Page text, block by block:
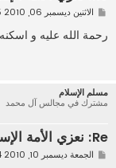
م
ا
ر
الاثنين ديسمبر 06, 2010 11:05 pm
رحمة الله عليه و اسكنه
مسلم الإسلام
مشترك في مجالس آل محمد
Re: نعزي الأمة الإسلامية بوفاة السيد العلامة/ بدر الدين الح
مالجمعة ديسمبر 10, 2010 12:44 am